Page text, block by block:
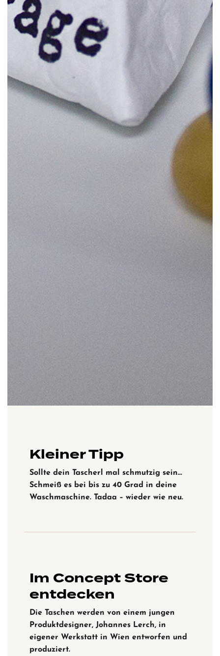
Kleiner Tipp
Sollte dein Tascherl mal schmutzig sein…
Schmeiß es bei bis zu 40 Grad in deine
Waschmaschine. Tadaa – wieder wie neu.
Im Concept Store
entdecken
Die Taschen werden von einem jungen
Produktdesigner, Johannes Lerch, in
eigener Werkstatt in Wien entworfen und
produziert.